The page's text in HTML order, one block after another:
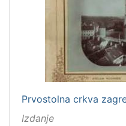
Prvostolna crkva
Izdanje